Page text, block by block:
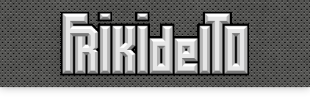
Saltar
al
contenido